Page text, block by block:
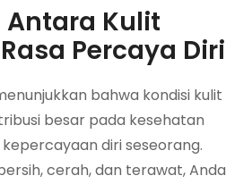
Kulit
Percaya Diri
bahwa kondisi kulit
besar pada kesehatan
diri seseorang.
cerah, dan terawat, Anda